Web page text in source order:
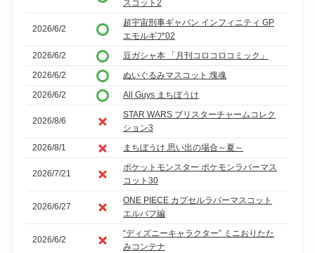
スコット2
2026/6/2
超宇宙刑事ギャバン インフィニティ GP
エモルギア02
2026/6/2
豆ガシャ本 「月刊コロコロコミック」
2026/6/2
ぬいぐるみマスコット 塊魂
2026/6/2
All Guys まちぼうけ
2026/8/6
STAR WARS ブリスターチャームコレク
ション3
2026/8/1
まちぼうけ 思い出の場合～夏～
2026/7/21
ポケットモンスター ポケモンラバーマス
コット30
2026/6/27
ONE PIECE カプセルラバーマスコット
エルバフ編
2026/6/2
“ディズニーキャラクター” ミニおりたた
みコンテナ